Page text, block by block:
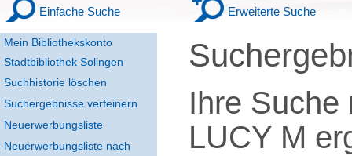
Mein Bibliothekskonto
Stadtbibliothek Solingen
Einfache Suche Erweiterte Suche
Suchhistorie löschen
Suchergebnisse verfeinern
Neuerwerbungsliste
Neuerwerbungsliste nach
Ihre
LUCY M